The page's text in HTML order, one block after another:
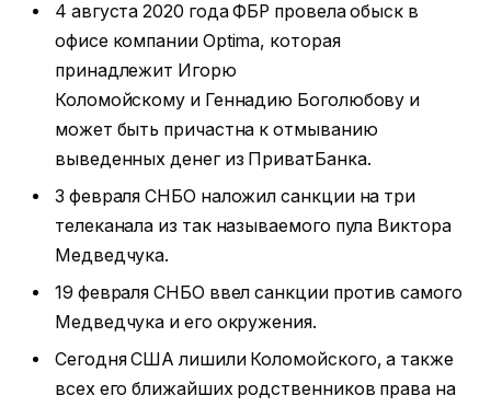
4 августа 2020 года ФБР провела обыск в
офисе компании Optima, которая
принадлежит Игорю
Коломойскому и Геннадию Боголюбову и
может быть причастна к отмыванию
выведенных денег из ПриватБанка.
3 февраля СНБО наложил санкции на три
телеканала из так называемого пула Виктора
Медведчука.
19 февраля СНБО ввел санкции против самого
Медведчука и его окружения.
Сегодня США лишили Коломойского, а также
всех его ближайших родственников права на